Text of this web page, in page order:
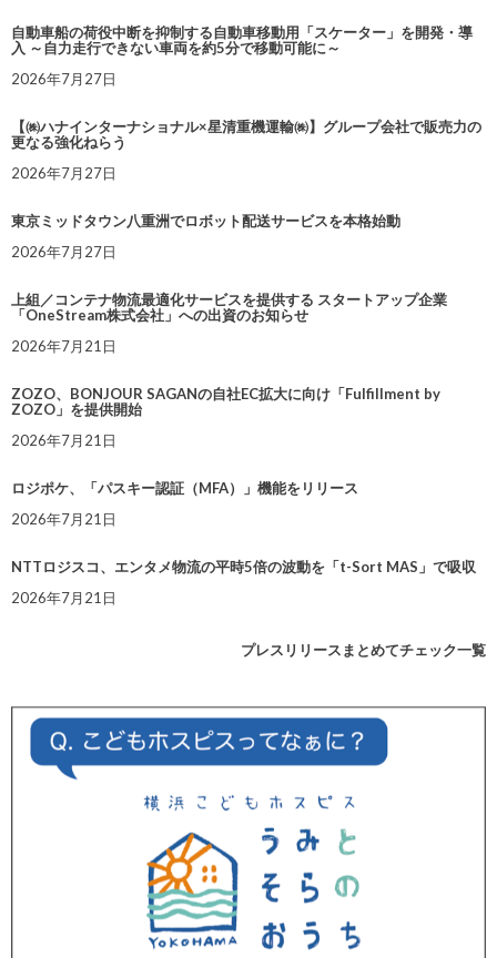
自動車船の荷役中断を抑制する自動車移動用「スケーター」を開発・導
入 ～自力走行できない車両を約5分で移動可能に～
2026年7月27日
【㈱ハナインターナショナル×星清重機運輸㈱】グループ会社で販売力の
更なる強化ねらう
2026年7月27日
東京ミッドタウン八重洲でロボット配送サービスを本格始動
2026年7月27日
上組／コンテナ物流最適化サービスを提供する スタートアップ企業
「OneStream株式会社」への出資のお知らせ
2026年7月21日
ZOZO、BONJOUR SAGANの自社EC拡大に向け「Fulfillment by
ZOZO」を提供開始
2026年7月21日
ロジポケ、「パスキー認証（MFA）」機能をリリース
2026年7月21日
NTTロジスコ、エンタメ物流の平時5倍の波動を「t-Sort MAS」で吸収
2026年7月21日
プレスリリースまとめてチェック一覧